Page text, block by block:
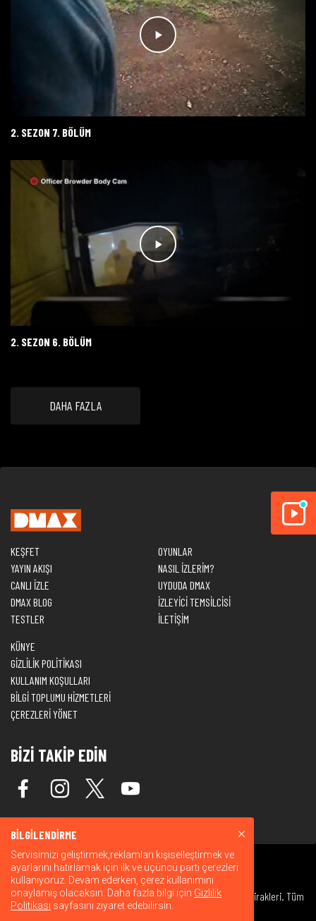
2. SEZON 7. BÖLÜM
2. SEZON 6. BÖLÜM
DAHA FAZLA
KEŞFET
YAYIN AKIŞI
CANLI İZLE
DMAX BLOG
TESTLER
OYUNLAR
NASIL İZLERİM?
UYDUDA DMAX
İZLEYİCİ TEMSİLCİSİ
İLETİŞİM
KÜNYE
GİZLİLİK POLİTİKASI
KULLANIM KOŞULLARI
BİLGİ TOPLUMU HİZMETLERİ
ÇEREZLERİ YÖNET
BİZİ TAKİP EDİN
© 2026 Warner Bros. Discovery, Inc. veya bağlı kuruluşları ve iştirakleri. Tüm
hakları saklıdır.
BİLGİLENDİRME
Servisimizi geliştirmek,reklamları kişiselleştirmek ve
ayarlarını hatırlamak için ilk ve üçüncü parti çerezleri
kullanıyoruz. Devam ederken, çerez kullanımını
onaylamış olacaksın. Daha fazla bilgi için Gizlilik
Politikası sayfasını ziyaret edebilirsin.